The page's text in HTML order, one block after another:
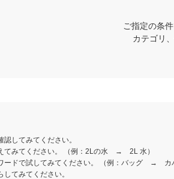
ご指定の条
カテゴリ
してみてください。
てみてください。 （例：2Lの水 → 2L 水）
ードで試してみてください。 （例：バッグ → カ
てみてください。